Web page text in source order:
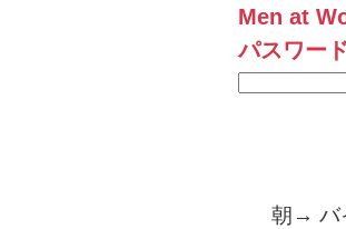
Men at
パスワー
朝→ バ